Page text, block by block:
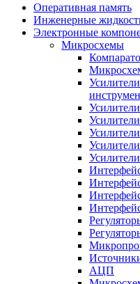
Оперативная память
Инженерные
Электронные
Микросхемы
АЦП